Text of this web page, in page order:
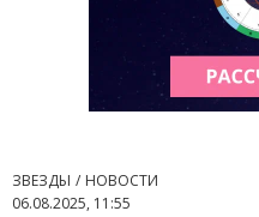
ЗВЕЗДЫ
НОВОСТИ
06.08.2025, 11:55